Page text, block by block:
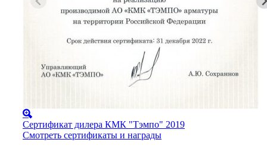
Сертификат дилера КМК "Тэмпо" 2019
Смотреть сертификаты и награды